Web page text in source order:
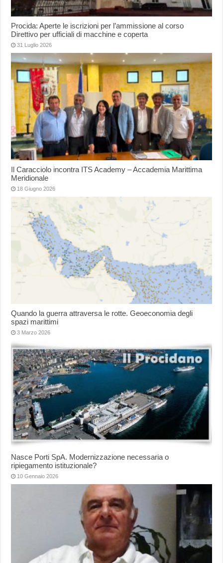
Procida: Aperte le iscrizioni per l’ammissione al corso
Direttivo per ufficiali di macchine e coperta
31 Luglio 2026
Il Caracciolo incontra ITS Academy – Accademia Marittima
Meridionale
18 Giugno 2026
Quando la guerra attraversa le rotte. Geoeconomia degli
spazi marittimi
3 Marzo 2026
Nasce Porti SpA. Modernizzazione necessaria o
ripiegamento istituzionale?
10 Gennaio 2026